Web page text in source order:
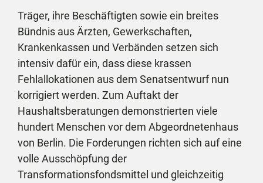
Träger, ihre Beschäftigten sowie ein breites
Bündnis aus Ärzten, Gewerkschaften,
Krankenkassen und Verbänden setzen sich
intensiv dafür ein, dass diese krassen
Fehlallokationen aus dem Senatsentwurf nun
korrigiert werden. Zum Auftakt der
Haushaltsberatungen demonstrierten viele
hundert Menschen vor dem Abgeordnetenhaus
von Berlin. Die Forderungen richten sich auf eine
volle Ausschöpfung der
Transformationsfondsmittel und gleichzeitig